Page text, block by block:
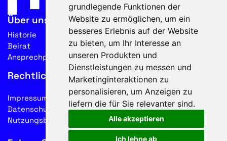
grundlegende Funktionen der
Website zu ermöglichen, um ein
besseres Erlebnis auf der Website
zu bieten, um Ihr Interesse an
unseren Produkten und
Dienstleistungen zu messen und
Marketinginteraktionen zu
personalisieren, um Anzeigen zu
liefern die für Sie relevanter sind.
Alle akzeptieren
Ich lehne ab
Über uns
Historie
Beirat
Ansprechpartner
Rechtliches
Impressum
Datenschutz
Nutzungsbedingungen